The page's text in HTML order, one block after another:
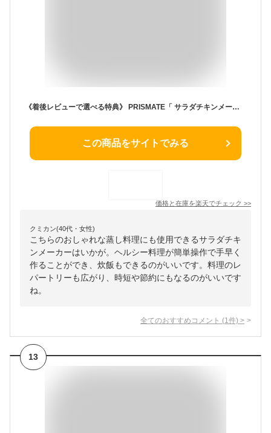
《着後レビューで選べる特典》 PRISMATE「 サラダチキンメーカー グランデ 楽しく使えるWEBレシピ付」 ブラック レッド ライトベージュ キッチン家電 家電 調理家電 蒸し料理 炊飯 スチーマー 炊飯器 電気鍋 プリズメイト PR-SK044 おしゃれ【ギフト/プレゼントに】
この商品をサイトでみる
価格と在庫を楽天でチェック >>
クミカン(40代・女性)
こちらのおしゃれな蒸し料理にも使用できるサラダチキ
ンメーカーはいかが。ヘルシー料理が簡単操作で手早く
作ることができ、炊飯もできるのがいいです。料理のレ
パートリーも広がり、時短や節約にもなるのがいいです
ね。
全てのおすすめコメント (1 件) >
13